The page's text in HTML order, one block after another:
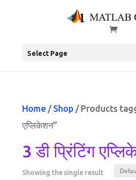
Select Page
Home/ Shop/ Products
एप्लिकेशन”
3 डी प्रिंटिंग
Showing the single result